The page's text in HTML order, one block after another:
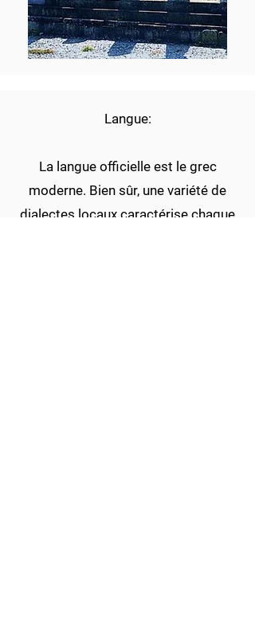
Langue:
La langue officielle est le grec
moderne. Bien sûr, une variété de
dialectes locaux caractérise chaque